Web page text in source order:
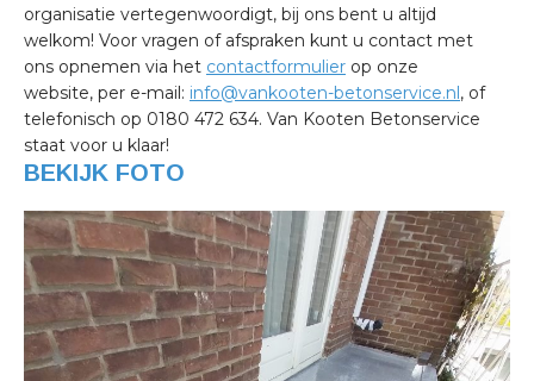
organisatie vertegenwoordigt, bij ons bent u altijd
welkom! Voor vragen of afspraken kunt u contact met
ons opnemen via het contactformulier op onze
website, per e-mail: info@vankooten-betonservice.nl, of
telefonisch op 0180 472 634. Van Kooten Betonservice
staat voor u klaar!
BEKIJK FOTO